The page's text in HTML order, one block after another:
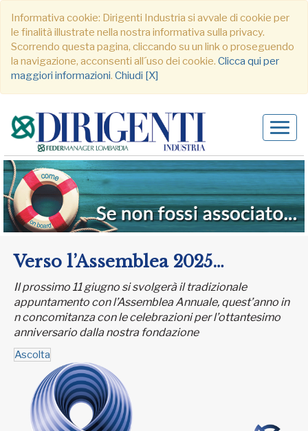
Informativa cookie: Dirigenti Industria si avvale di cookie per
le finalità illustrate nella nostra informativa sulla privacy.
Scorrendo questa pagina, cliccando su un link o proseguendo
la navigazione, acconsenti all´uso dei cookie. Clicca qui per
maggiori informazioni. Chiudi [X]
Verso l’Assemblea 2025…
Il prossimo 11 giugno si svolgerà il tradizionale
appuntamento con l’Assemblea Annuale, quest’anno in
n concomitanza con le celebrazioni per l’ottantesimo
anniversario dalla nostra fondazione
Ascolta